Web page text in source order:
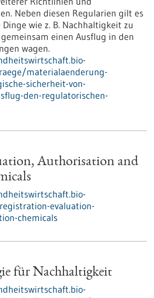
Neben diesen Regularien gilt es
wie z. B. Nachhaltigkeit zu
einen Ausflug in den
wagen.
materialaenderung-
sicherheit-von-
den-regulatorischen-
Authorisation and
evaluation-
chemicals
für Nachhaltigkeit